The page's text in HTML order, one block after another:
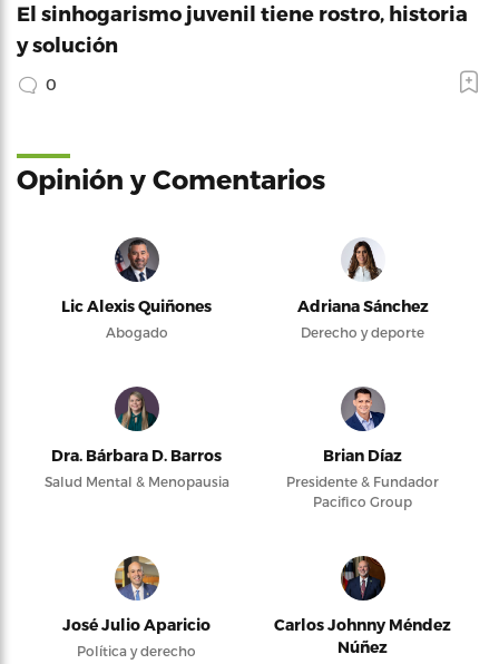
El sinhogarismo juvenil tiene rostro, historia
y solución
0
Opinión y Comentarios
Lic Alexis Quiñones
Abogado
Adriana Sánchez
Derecho y deporte
Dra. Bárbara D. Barros
Salud Mental & Menopausia
Brian Díaz
Presidente & Fundador
Pacifico Group
José Julio Aparicio
Política y derecho
Carlos Johnny Méndez
Núñez